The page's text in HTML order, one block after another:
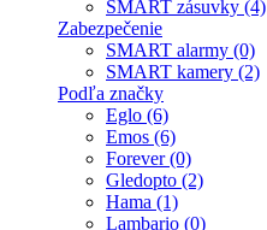
SMART zásuvky (4)
Zabezpečenie
SMART alarmy (0)
SMART kamery (2)
Podľa značky
Eglo (6)
Emos (6)
Forever (0)
Gledopto (2)
Hama (1)
Lambario (0)